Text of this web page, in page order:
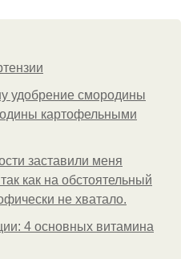
удобрение смородины
картофельными
заставили меня
как на обстоятельный
не хватало.
4 основных витамина